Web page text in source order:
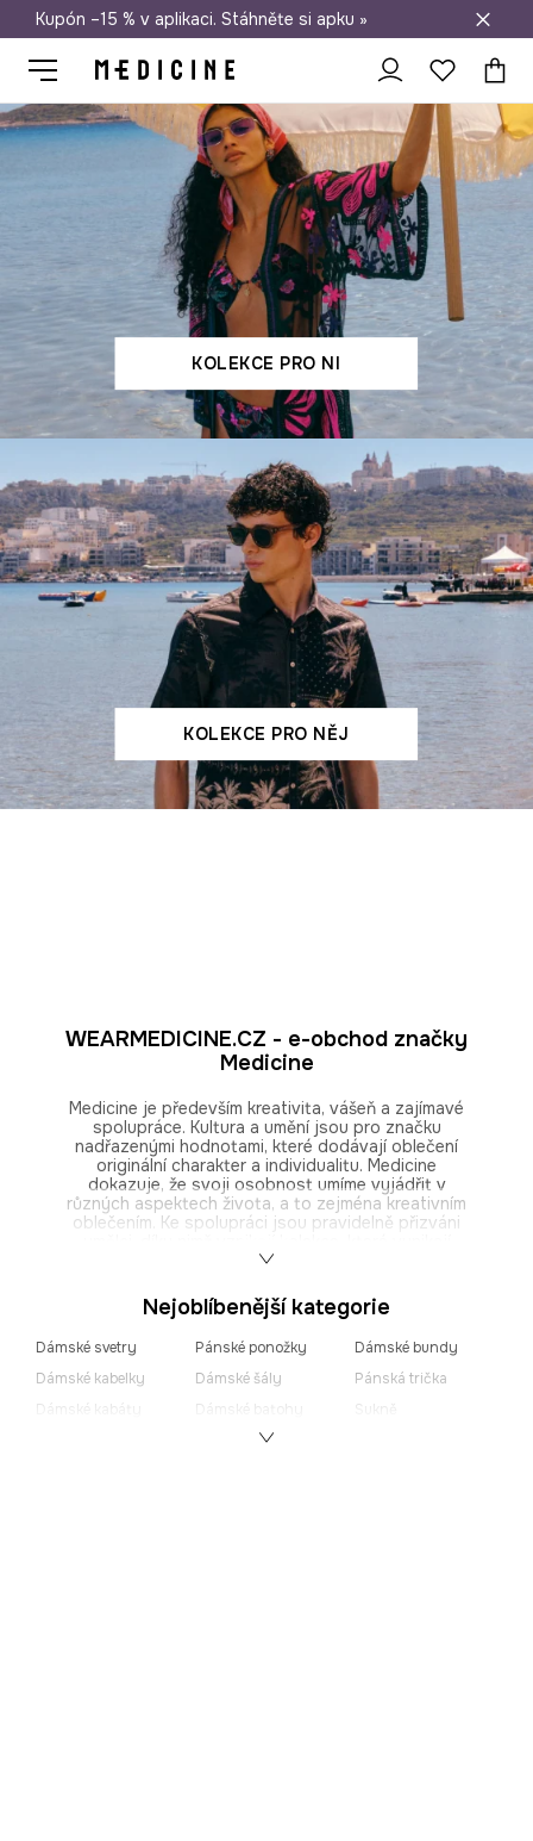
Doprava zdarma při nákupu nad 1 200 Kč
Kupón –15 % v aplikaci. Stáhněte si apku »
KOLEKCE PRO NI
KOLEKCE PRO NĚJ
WEARMEDICINE.CZ - e-obchod značky
Medicine
Medicine je především kreativita, vášeň a zajímavé
spolupráce. Kultura a umění jsou pro značku
nadřazenými hodnotami, které dodávají oblečení
originální charakter a individualitu. Medicine
dokazuje, že svoji osobnost umíme vyjádřit v
různých aspektech života, a to zejména kreativním
oblečením. Ke spolupráci jsou pravidelně přizváni
jedinečným designem a originálními potisky, a
originálním kolekcím oblečení a doplňků,
limitovaným projektům jednotlivých umělců či
netradičnímu designu prodejen a výkladů mají
zákazníci spoustu příležitostí cítit se výjimečně.
Nejoblíbenější kategorie
Dámské svetry
Dámské kabelky
Dámské kabáty
Pánské ponožky
Dámské šály
Dámské batohy
Dámské mikiny
Dámské bundy
Pánská trička
Sukně